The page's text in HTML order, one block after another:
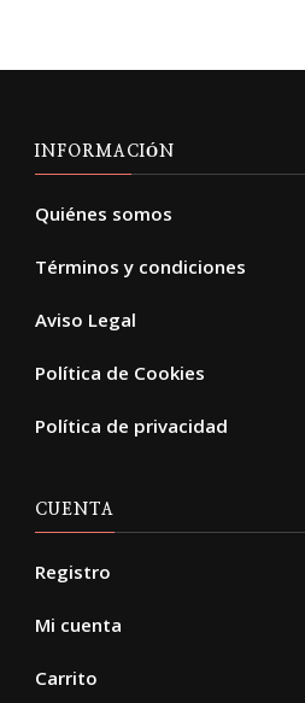
INFORMACIÓN
Quiénes somos
Términos y condiciones
Aviso Legal
Política de Cookies
Política de privacidad
CUENTA
Registro
Mi cuenta
Carrito